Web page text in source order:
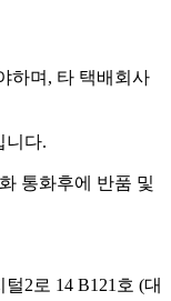
하며 , 타 택배회사
니다.
통화후에 반품 및
털2로 14 B121 호 (대